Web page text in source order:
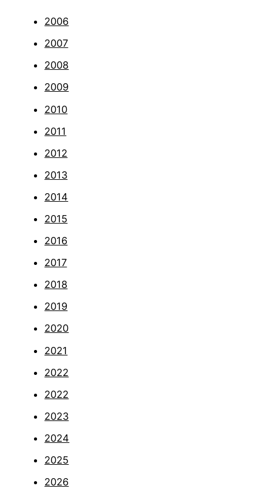
2006
2007
2008
2009
2010
2011
2012
2013
2014
2015
2016
2017
2018
2019
2020
2021
2022
2022
2023
2024
2025
2026